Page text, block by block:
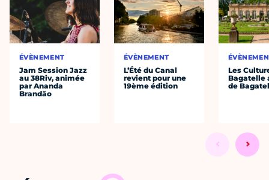
ÉVÈNEMENT
Jam Session Jazz
au 38Riv, animée
par Ananda
Brandão
ÉVÈNEMENT
L’Été du Canal
revient pour une
19ème édition
Les
Bagatelle
de